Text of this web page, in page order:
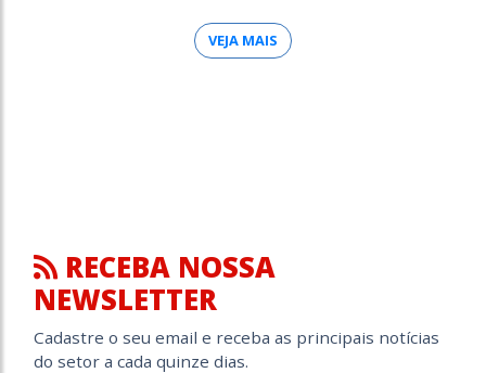
VEJA MAIS
RECEBA NOSSA
NEWSLETTER
Cadastre o seu email e receba as principais notícias
do setor a cada quinze dias.